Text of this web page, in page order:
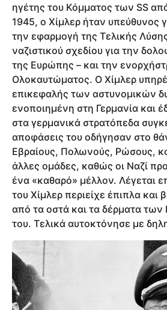
ηγέτης του Κόμματος των SS
1945, ο Χίμλερ ήταν υπεύθυνος
την εφαρμογή της Τελικής
ναζιστικού σχεδίου για την
της Ευρώπης – και την
Ολοκαυτώματος. Ο Χίμλερ
επικεφαλής των αστυνομικών
ενοποιημένη στη Γερμανία και
στα γερμανικά στρατόπεδα
αποφάσεις του οδήγησαν στο
Εβραίους, Πολωνούς, Ρώσους,
άλλες ομάδες, καθώς οι Ναζί
ένα «καθαρό» μέλλον. Λέγεται
του Χίμλερ περιείχε έπιπλα και
από τα οστά και τα δέρματα
του. Τελικά αυτοκτόνησε με